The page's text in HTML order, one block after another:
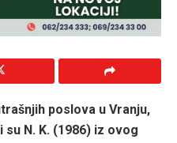
poslova u Vranju,
N. K. (1986) iz ovog